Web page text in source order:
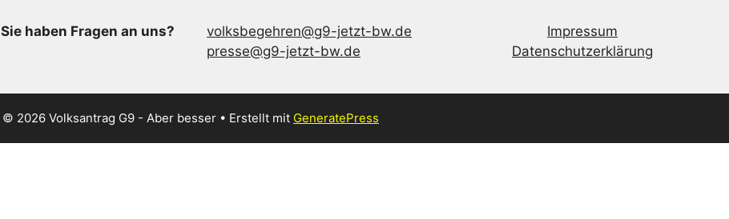
Sie haben Fragen an uns?
volksbegehren@g9-jetzt-bw.de
presse@g9-jetzt-bw.de
Impressum
Datenschutzerklärung
© 2026 Volksantrag G9 - Aber besser • Erstellt mit GeneratePress